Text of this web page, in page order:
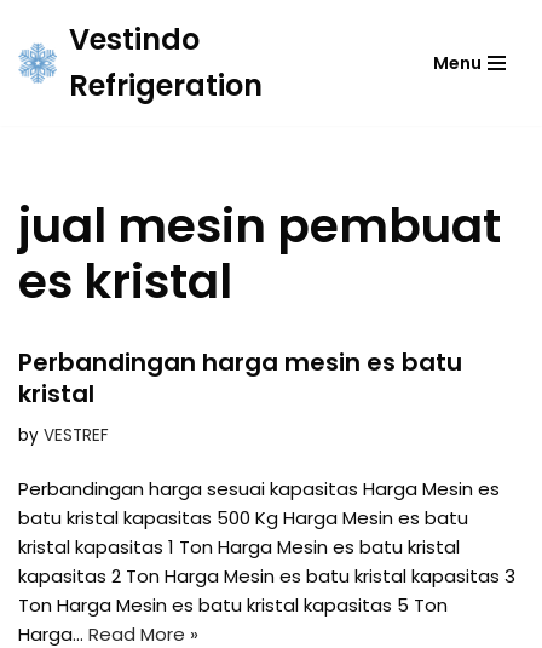
Skip
Vestindo
Refrigeration
Menu
jual mesin pembuat
es kristal
Perbandingan harga mesin es batu
kristal
by VESTREF
Perbandingan harga sesuai kapasitas Harga Mesin es
batu kristal kapasitas 500 Kg Harga Mesin es batu
kristal kapasitas 1 Ton Harga Mesin es batu kristal
kapasitas 2 Ton Harga Mesin es batu kristal kapasitas 3
Ton Harga Mesin es batu kristal kapasitas 5 Ton
Harga… Read More »